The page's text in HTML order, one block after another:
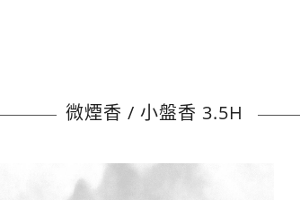
微煙香 / 小盤香 3.5H